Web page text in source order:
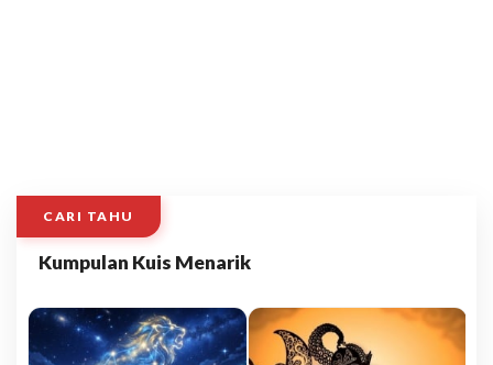
CARI TAHU
Kumpulan Kuis Menarik